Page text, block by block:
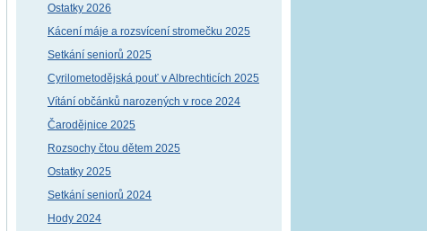
Ostatky 2026
Kácení máje a rozsvícení stromečku 2025
Setkání seniorů 2025
Cyrilometodějská pouť v Albrechticích 2025
Vítání občánků narozených v roce 2024
Čarodějnice 2025
Rozsochy čtou dětem 2025
Ostatky 2025
Setkání seniorů 2024
Hody 2024